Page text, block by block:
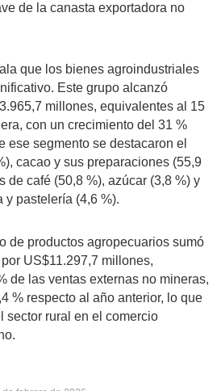
de la canasta exportadora no
que los bienes agroindustriales
Este grupo alcanzó
millones, equivalentes al 15
con un crecimiento del 31 %
ese segmento se destacaron el
cacao y sus preparaciones (55,9
de café (50,8 %), azúcar (3,8 %) y
y pastelería (4,6 %).
de productos agropecuarios sumó
US$11.297,7 millones,
de las ventas externas no mineras,
% respecto al año anterior, lo que
sector rural en el comercio